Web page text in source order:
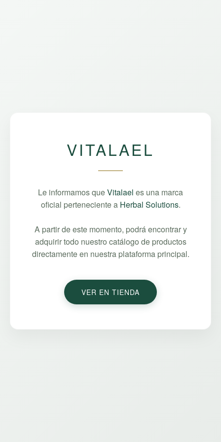
VITALAEL
Le informamos queVitalael es una marca
oficial perteneciente a Herbal Solutions.
A partir de este momento, podrá encontrar y
adquirir todo nuestro catálogo de productos
directamente en nuestra plataforma principal.
VER EN TIENDA